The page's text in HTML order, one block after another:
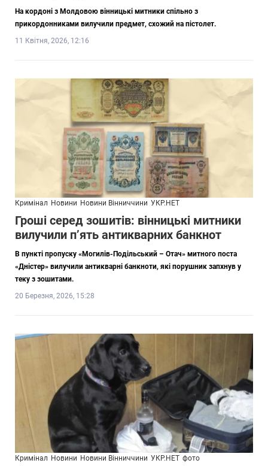
На кордоні з Молдовою вінницькі митники спільно з
прикордонниками вилучили предмет, схожий на пістолет.
11 Квітня, 2026, 12:16
Кримінал Новини Новини Вінниччини УКР.НЕТ
Гроші серед зошитів: вінницькі митники
вилучили п’ять антикварних банкнот
В пункті пропуску «Могилів-Подільський – Отач» митного поста
«Дністер» вилучили антикварні банкноти, які порушник запхнув у
теку з зошитами.
20 Березня, 2026, 15:28
Кримінал Новини Новини Вінниччини УКР.НЕТ фото